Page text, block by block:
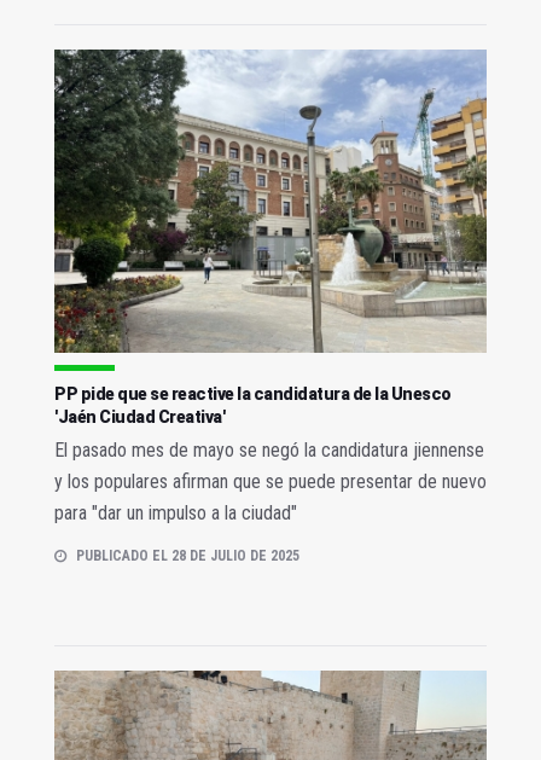
PP pide que se reactive la candidatura de la Unesco
'Jaén Ciudad Creativa'
El pasado mes de mayo se negó la candidatura jiennense
y los populares afirman que se puede presentar de nuevo
para "dar un impulso a la ciudad"
PUBLICADO EL 28 DE JULIO DE 2025